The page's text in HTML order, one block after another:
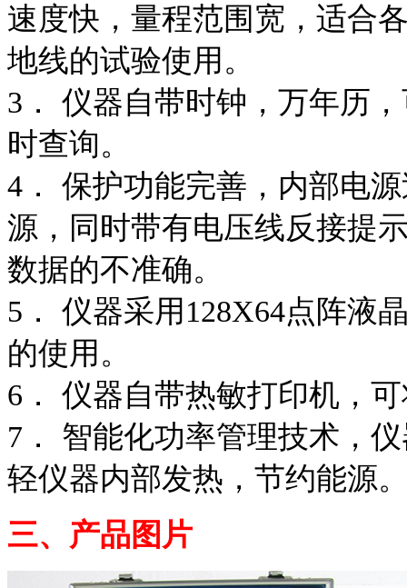
速度快，量程范围宽，适合
地线的试验使用。
3． 仪器自带时钟，万年历
时查询。
4． 保护功能完善，内部电
源，同时带有电压线反接提
数据的不准确。
5． 仪器采用128X64点阵液
的使用。
6． 仪器自带热敏打印机，
7． 智能化功率管理技术，
轻仪器内部发热，节约能源
三、产品图片